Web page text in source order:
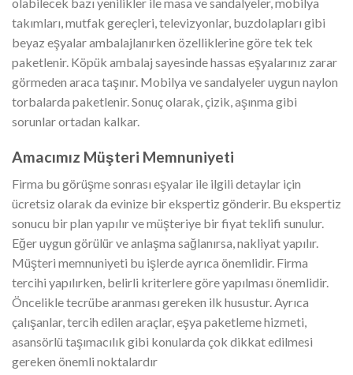
takımları, mutfak gereçleri, televizyonlar, buzdolapları gibi
beyaz eşyalar ambalajlanırken özelliklerine göre tek tek
paketlenir. Köpük ambalaj sayesinde hassas eşyalarınız zarar
görmeden araca taşınır. Mobilya ve sandalyeler uygun naylon
torbalarda paketlenir. Sonuç olarak, çizik, aşınma gibi
sorunlar ortadan kalkar.
Amacımız Müşteri Memnuniyeti
Firma bu görüşme sonrası eşyalar ile ilgili detaylar için
ücretsiz olarak da evinize bir ekspertiz gönderir. Bu ekspertiz
sonucu bir plan yapılır ve müşteriye bir fiyat teklifi sunulur.
Eğer uygun görülür ve anlaşma sağlanırsa, nakliyat yapılır.
Müşteri memnuniyeti bu işlerde ayrıca önemlidir. Firma
tercihi yapılırken, belirli kriterlere göre yapılması önemlidir.
Öncelikle tecrübe aranması gereken ilk husustur. Ayrıca
çalışanlar, tercih edilen araçlar, eşya paketleme hizmeti,
asansörlü taşımacılık gibi konularda çok dikkat edilmesi
gereken önemli noktalardır